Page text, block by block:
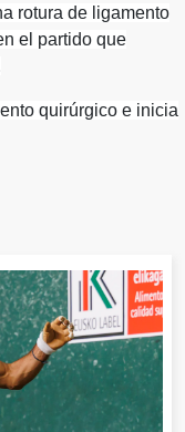
rotura de ligamento
el partido que
quirúrgico e inicia